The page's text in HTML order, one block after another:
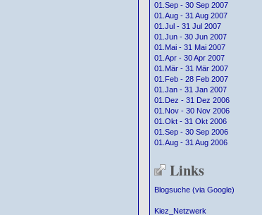
01.Sep - 30 Sep 2007
01.Aug - 31 Aug 2007
01.Jul - 31 Jul 2007
01.Jun - 30 Jun 2007
01.Mai - 31 Mai 2007
01.Apr - 30 Apr 2007
01.Mär - 31 Mär 2007
01.Feb - 28 Feb 2007
01.Jan - 31 Jan 2007
01.Dez - 31 Dez 2006
01.Nov - 30 Nov 2006
01.Okt - 31 Okt 2006
01.Sep - 30 Sep 2006
01.Aug - 31 Aug 2006
Links
Blogsuche (via Google)
Kiez_Netzwerk